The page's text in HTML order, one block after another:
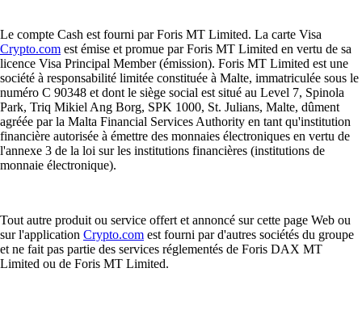
Le compte Cash est fourni par Foris MT Limited. La carte Visa
Crypto.com est émise et promue par Foris MT Limited en vertu de sa
licence Visa Principal Member (émission). Foris MT Limited est une
société à responsabilité limitée constituée à Malte, immatriculée sous le
numéro C 90348 et dont le siège social est situé au Level 7, Spinola
Park, Triq Mikiel Ang Borg, SPK 1000, St. Julians, Malte, dûment
agréée par la Malta Financial Services Authority en tant qu'institution
financière autorisée à émettre des monnaies électroniques en vertu de
l'annexe 3 de la loi sur les institutions financières (institutions de
monnaie électronique).
Tout autre produit ou service offert et annoncé sur cette page Web ou
sur l'application Crypto.com est fourni par d'autres sociétés du groupe
et ne fait pas partie des services réglementés de Foris DAX MT
Limited ou de Foris MT Limited.